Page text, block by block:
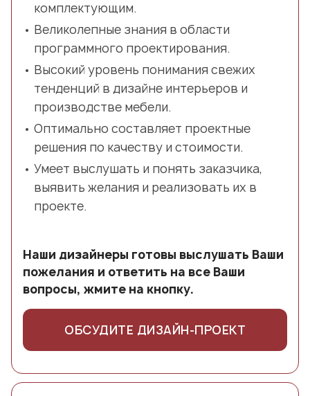
комплектующим.
Великолепные знания в области
программного проектирования.
Высокий уровень понимания свежих
тенденций в дизайне интерьеров и
производстве мебели.
Оптимально составляет проектные
решения по качеству и стоимости.
Умеет выслушать и понять заказчика,
выявить желания и реализовать их в
проекте.
Наши дизайнеры готовы выслушать Ваши
пожелания и ответить на все Ваши
вопросы, жмите на кнопку.
ОБСУДИТЕ ДИЗАЙН-ПРОЕКТ